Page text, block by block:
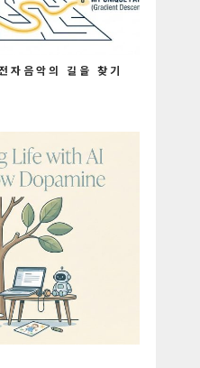
자음악의 길을 찾기